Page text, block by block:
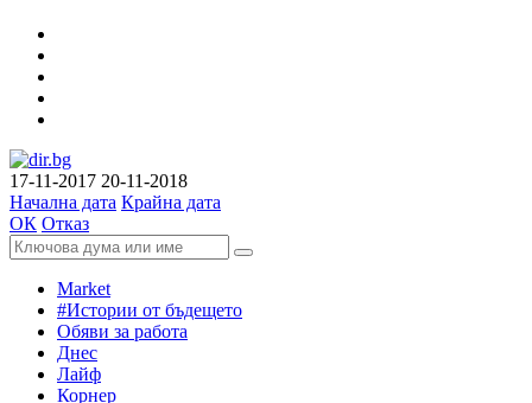
17-11-2017 20-11-2018
Начална дата Крайна дата
ОК Отказ
Market
#Истории от бъдещето
Обяви за работа
Днес
Лайф
Корнер